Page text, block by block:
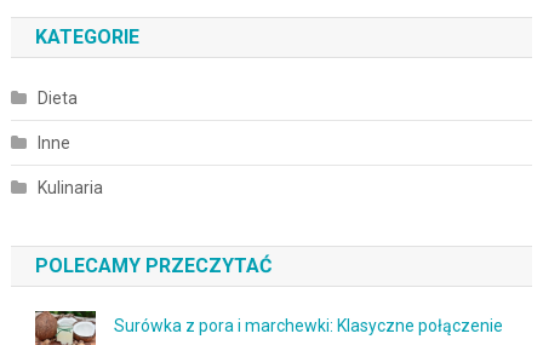
KATEGORIE
Dieta
Inne
Kulinaria
POLECAMY PRZECZYTAĆ
Surówka z pora i marchewki: Klasyczne połączenie